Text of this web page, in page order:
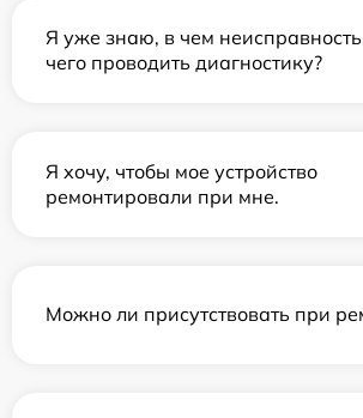
Я уже знаю, в чем
чего проводить диагностику?
Я хочу, чтобы мое устройство
ремонтировали при мне.
Можно ли присутствовать при